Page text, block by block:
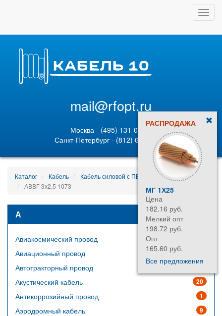
mail@rfopt.ru
Москва - (495) 131-02-05
Санкт-Петербург - (812) 628-80-89
РАСПРОДАЖА
МГ 1Х25
Цена
182.16 руб.
Мелкий опт
198.72 руб.
Опт
165.60 руб.
Все предложения
Каталог Кабель
Кабель силовой с ПВХ изоляцией
АВВГ 3х2,5 1073
А
Авиакосмический провод
Авиационный провод
Автотракторный провод
20
Акустический кабель
1
Антикоррозийный провод
9
Аэродромный кабель